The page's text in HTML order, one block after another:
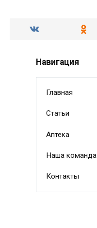
Навигация
Главная
Статьи
Аптека
Наша команда
Контакты